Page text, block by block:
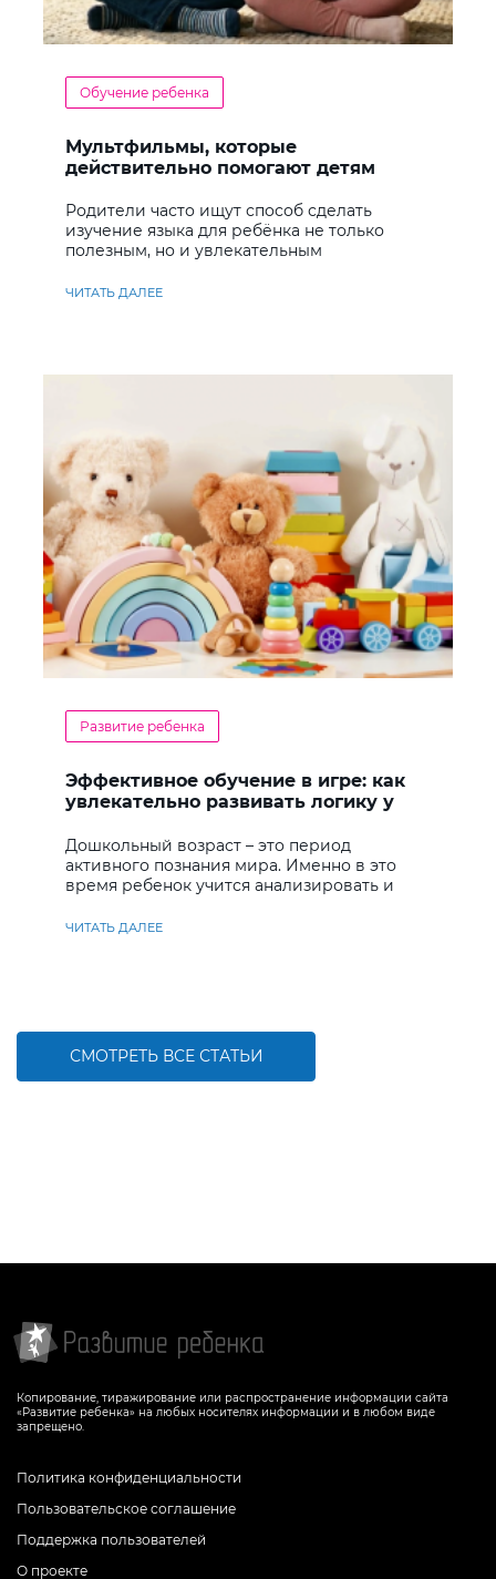
Обучение ребенка
Мультфильмы, которые
действительно помогают детям
Родители часто ищут способ сделать
изучение языка для ребёнка не только
полезным, но и увлекательным
ЧИТАТЬ ДАЛЕЕ
Развитие ребенка
Эффективное обучение в игре: как
увлекательно развивать логику у
Дошкольный возраст – это период
активного познания мира. Именно в это
время ребенок учится анализировать и
ЧИТАТЬ ДАЛЕЕ
СМОТРЕТЬ ВСЕ СТАТЬИ
Копирование, тиражирование или распространение информации сайта
«Развитие ребенка» на любых носителях информации и в любом виде
запрещено.
Политика конфиденциальности
Пользовательское соглашение
Поддержка пользователей
О проекте